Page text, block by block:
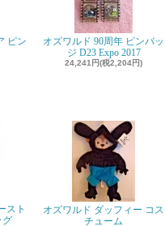
ピン
オズワルド 90周年 ピンバッ
ジ D23 Expo 2017
24,241円(税2,204円)
スト
グ
オズワルド ダッフィー コス
チューム